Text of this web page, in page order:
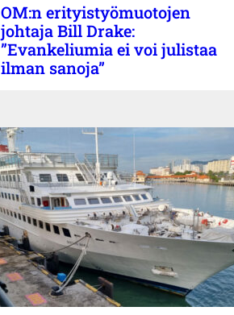
OM:n erityistyömuotojen
johtaja Bill Drake:
”Evankeliumia ei voi julistaa
ilman sanoja”